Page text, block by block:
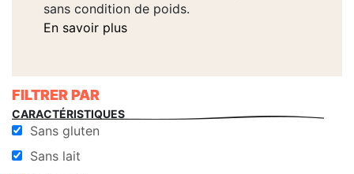
sans condition de poids.
En savoir plus
FILTRER PAR
CARACTÉRISTIQUES
Sans gluten
Sans lait